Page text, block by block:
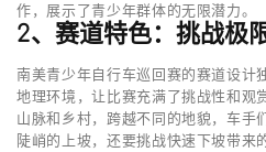
作，展示了青少年群体的无限潜力。
2、赛道特色：挑战极
南美青少年自行车巡回赛的赛道设计
地理环境，让比赛充满了挑战性和观
山脉和乡村，跨越不同的地貌，车手
陡峭的上坡，还要挑战快速下坡带来